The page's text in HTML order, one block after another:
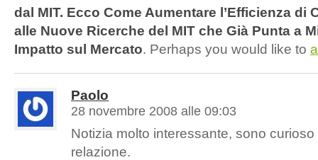
dal MIT. Ecco Come Aumentare l’Efficienza di
alle Nuove Ricerche del MIT che Già Punta a
Impatto sul Mercato. Perhaps you would like to
Paolo
28 novembre 2008 alle 09:03
Notizia molto interessante, sono
relazione.